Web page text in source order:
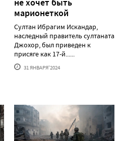
марионеткой
Султан Ибрагим Искандар,
наследный правитель султаната
Джохор, был приведен к
присяге как 17-й......
31 ЯНВАРЯ'2024